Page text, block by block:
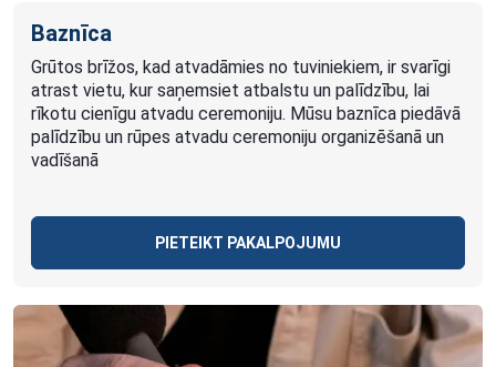
Baznīca
Grūtos brīžos, kad atvadāmies no tuviniekiem, ir svarīgi
atrast vietu, kur saņemsiet atbalstu un palīdzību, lai
rīkotu cienīgu atvadu ceremoniju. Mūsu baznīca piedāvā
palīdzību un rūpes atvadu ceremoniju organizēšanā un
vadīšanā
PIETEIKT PAKALPOJUMU